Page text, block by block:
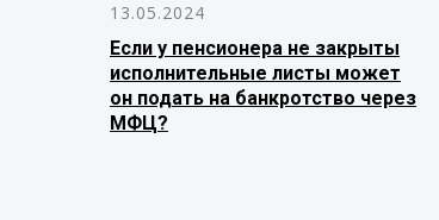
13.05.2024
Если у пенсионера не закрыты
исполнительные листы может
он подать на банкротство через
МФЦ?